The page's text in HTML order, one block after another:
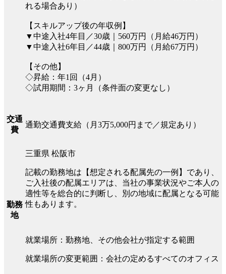
れる場合あり）
【スキルアップ後の年収例】
▼中途入社4年目／30歳｜560万円（月給46万円）
▼中途入社6年目／44歳｜800万円（月給67万円）
【その他】
◇昇給：年1回（4月）
◇試用期間：3ヶ月（条件面の変更なし）
交通
費
通勤交通費支給（月3万5,000円まで／規定あり）
勤務
地
三重県 松阪市
記載の勤務地は【想定される配属先の一例】であり、
ご入社後の配属エリアは、当社の事業状況やご本人の
適性等を総合的に判断し、別の地域に配属となる可能
性もあります。
就業場所：勤務地、その他会社が指定する範囲
就業場所の変更範囲：会社の定めるすべてのオフィス